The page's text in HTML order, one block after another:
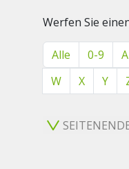
Werfen Sie
Alle 0-9 A
W
X Y